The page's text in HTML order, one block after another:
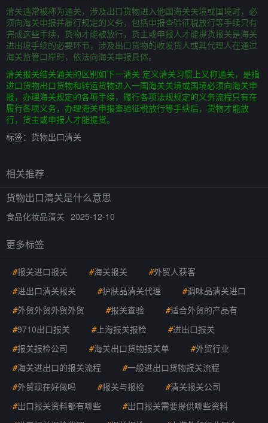
清关通常被称为通关，涉及出口货物进入他国海关关境或国境时，必
须向海关申报并履行规定的义务，包括申报查验征税放行等手续只有
完成这些手续，货物才能被放行，货主或申报人才能提货报关是海关
进出境手续的必要环节，涉及出口货物的收发货人或其代理人在通过
海关监管口岸时，依法向海关申报具体。
清关报关结关通关的区别如下一清关 定义清关习惯上又称通关，是指
进口货物出口货物和转运货物进入一国海关关境或国境必须向海关申
报，办理海关规定的各项手续，履行各项法规规定的义务流程只有在
履行各项义务，办理海关申报查验征税放行等手续后，货物才能放
行，货主或申报人才能提货。
标签： 货物出口清关
相关推荐
货物出口清关是什么意思
食品化妆品清关 2025-12-10
更多标签
#报关进口报关 #海关报关 #外贸人获客
#进出口清关报关 #护肤品清关代理 #调味品清关进口
#外贸外贸外贸外贸 #报关查验 #适合外贸的产品有
#9710出口报关 #上海报关报检 #进出口报关
#报关报检公司 #海关出口货物报关单 #外贸行业
#海关进出口的报关流程 #一般进出口货物报关流程
#外贸现在好做吗 #报关与报检 #清关报关公司
#出口报关资料都有哪些 #出口报关需要提供哪些资料